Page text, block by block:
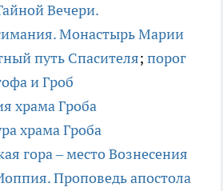
Вечери.
Монастырь Марии
путь Спасителя; порог
и Гроб
храма Гроба
храма Гроба
гора – место Вознесения
Проповедь апостола